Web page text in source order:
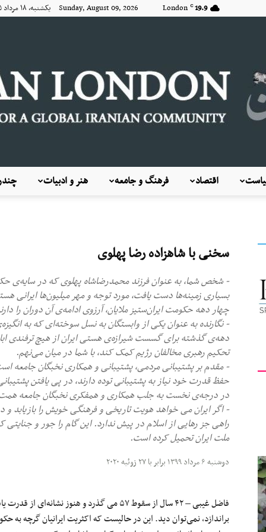
19.9
C
London Sunday, August 09, 2026 یکشنبه, ۱۸ مرداد ۱۴۰۵
کیهان
لندن
هنر و ادبیات فرهنگ و جامعه اقتصاد
سخنی با شاهزاده رضا پهلوی
بسیاری زمینه‌ها دست یافت، مورد توجه و مهر میلیون‌ها ایرانی
چهار دهه حکومت ایران‌ستیز ملایان، آرزوی ادامه‌ی آن دوران را
- نگارنده به عنوان یکی از وابستگان به نسل سوخته‌ای که به
دهه‌ی گذشته برای گسست شیرازه‌ی هستی ایران از هیچ ترفندی
تحکیم رهبری مخالفان رژیم کمک کند، با شما در میان می‌نهم.
- مقدم بر پشتیبانی مردمی، پشتیبانی و همکاری نخبگان جامعه
حفظ قدرت خود نیاز به پشتیبانی توده دارند، در پی یافتن
در درجه‌ی نخست به جلب همکاری و همفکری نخبگان جامعه
- اگر ایران می خواهد هویت تاریخی و فرهنگی خویش را بازیابد
راهی جز رهایی از اسلام در پیش ندارد. این گام را جور و
ملت ایران تحمیل کرده است.
دوشنبه ۶ مرداد ۱۳۹۹ برابر با ۲۷ ژوئیه ۲۰۲۰
فاضل غیبی – ۴۲ سال از سقوط ۵۷ می گذرد و
براندازد، نمی‌توان دید. این در حالیست که اکثریت ایرانیان گرچه